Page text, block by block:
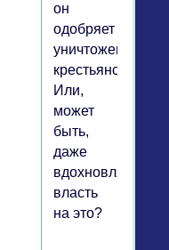
он
одобряет
уничтожение
крестьянства?
Или,
может
быть,
даже
вдохновляет
власть
на это?